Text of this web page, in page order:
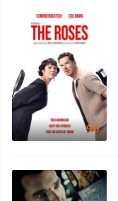
9.0